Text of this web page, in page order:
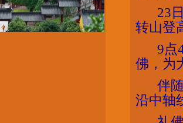
23
转山登
9点
佛，为
伴
沿中轴